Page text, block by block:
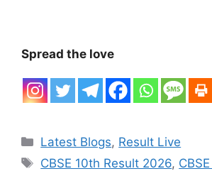
Spread the love
Categories
Latest Blogs, Result Live
Tags
CBSE 10th Result 2026,